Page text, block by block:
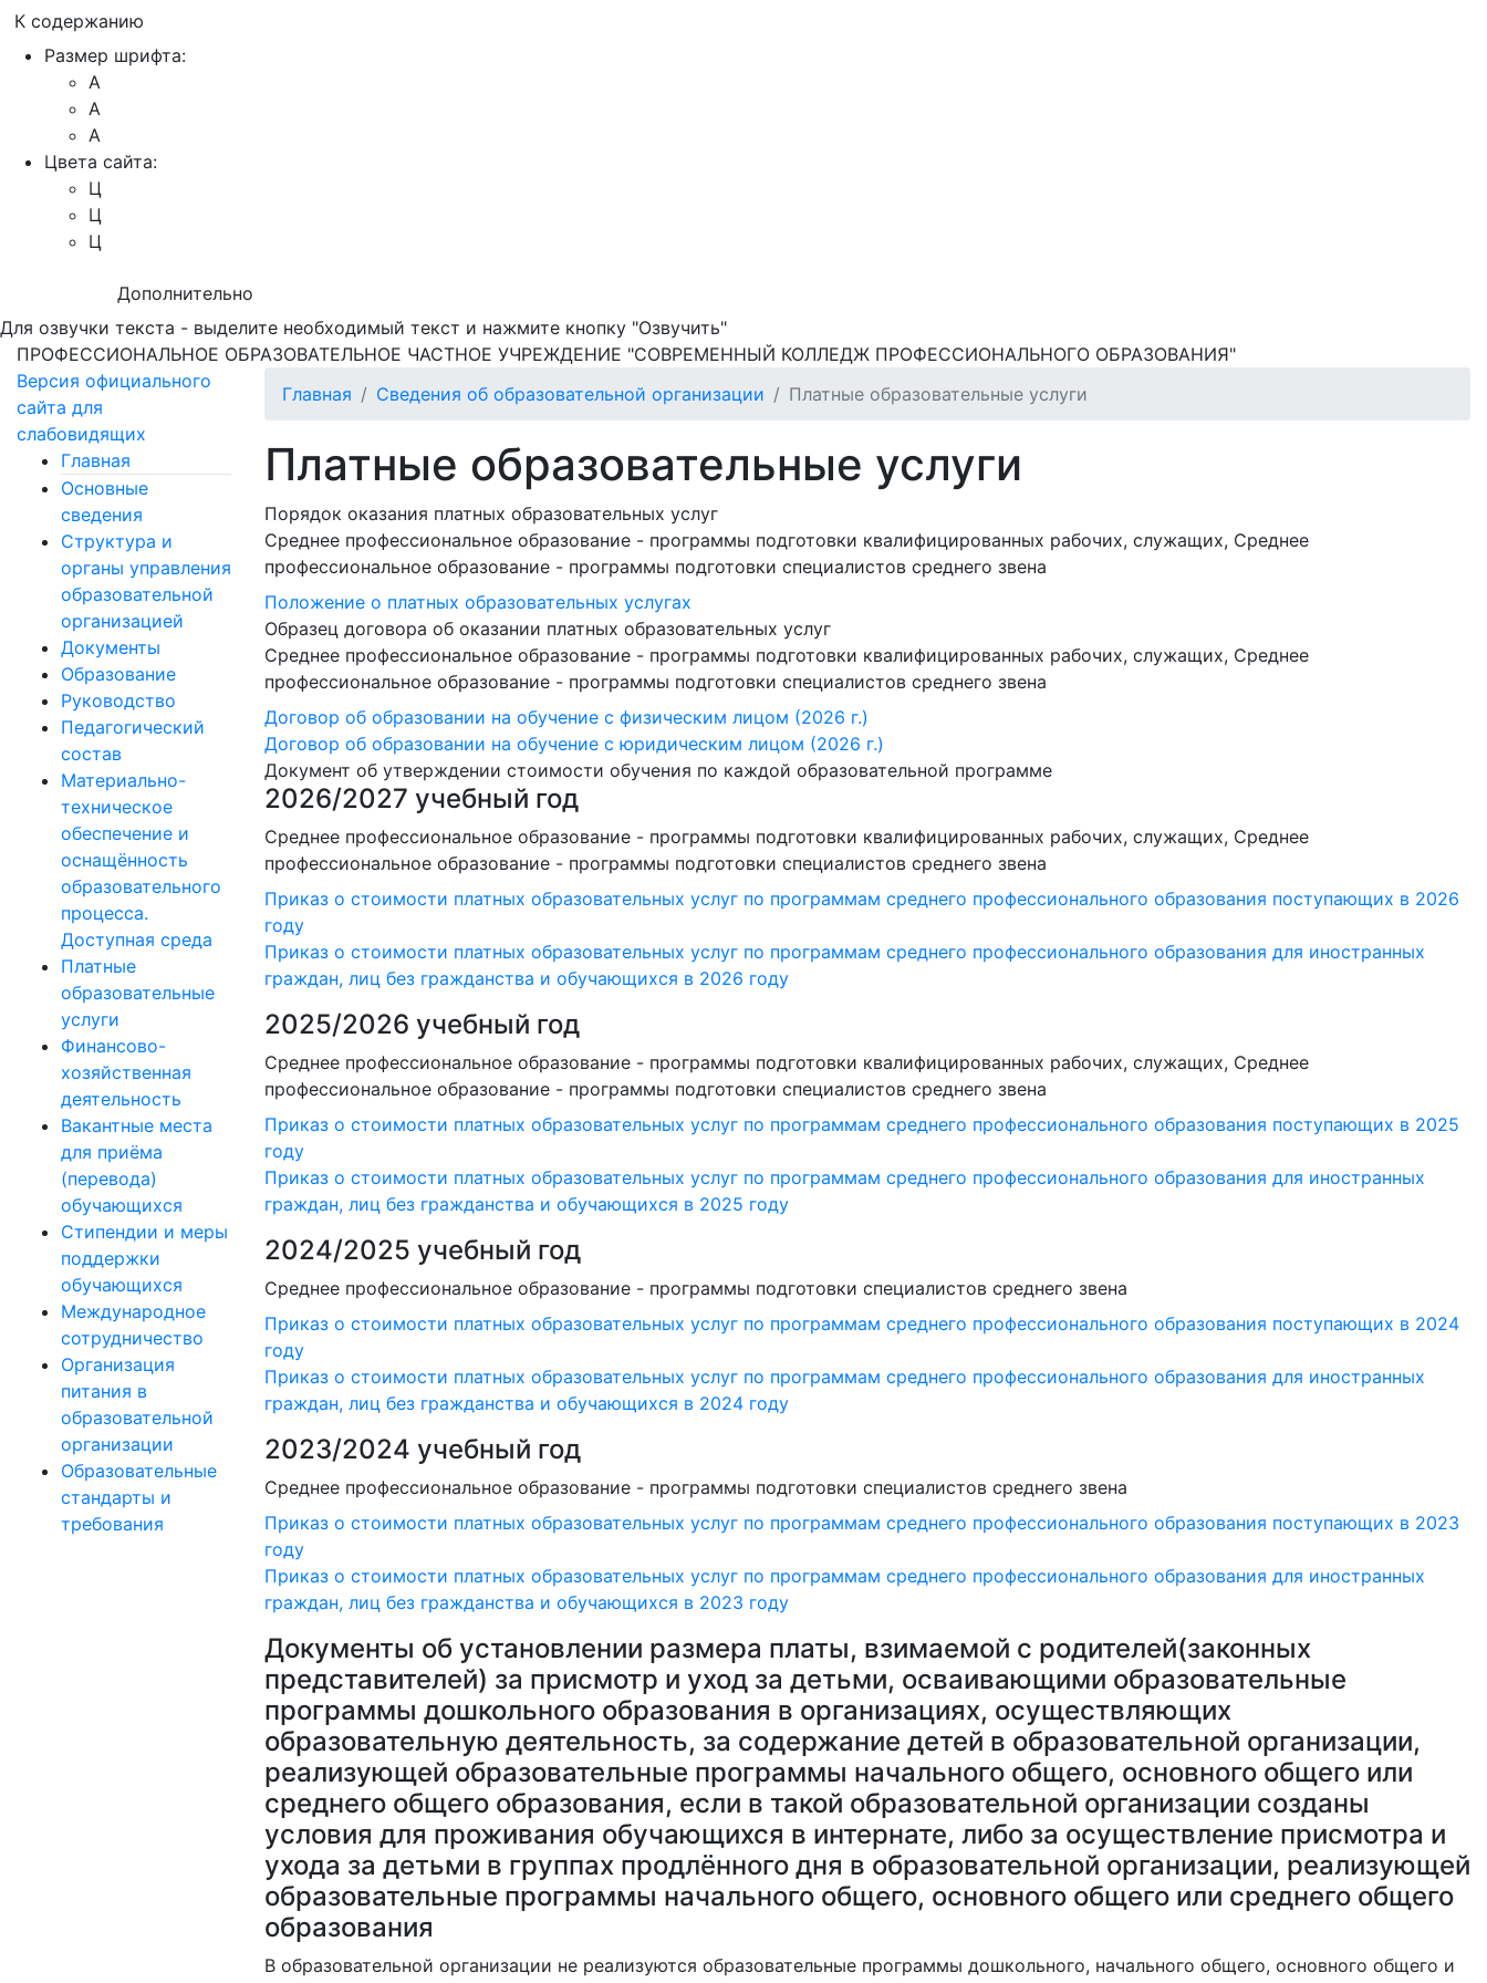
К содержанию
Размер шрифта:
A
A
A
Цвета сайта:
Ц
Ц
Ц
Дополнительно
Для озвучки текста - выделите необходимый текст и нажмите кнопку "Озвучить"
ПРОФЕССИОНАЛЬНОЕ ОБРАЗОВАТЕЛЬНОЕ ЧАСТНОЕ УЧРЕЖДЕНИЕ "СОВРЕМЕННЫЙ КОЛЛЕДЖ ПРОФЕССИОНАЛЬНОГО ОБРАЗОВАНИЯ"
Версия официального
сайта для
слабовидящих
Главная
Основные
сведения
Структура и
органы управления
образовательной
организацией
Документы
Образование
Руководство
Педагогический
состав
Материально-
техническое
обеспечение и
оснащённость
образовательного
процесса.
Доступная среда
Платные
образовательные
услуги
Финансово-
хозяйственная
деятельность
Вакантные места
для приёма
(перевода)
обучающихся
Стипендии и меры
поддержки
обучающихся
Международное
сотрудничество
Организация
питания в
образовательной
организации
Образовательные
стандарты и
требования
Главная Сведения об образовательной организации Платные образовательные услуги
Платные образовательные услуги
Порядок оказания платных образовательных услуг
Среднее профессиональное образование - программы подготовки квалифицированных рабочих, служащих, Среднее
профессиональное образование - программы подготовки специалистов среднего звена
Положение о платных образовательных услугах
Образец договора об оказании платных образовательных услуг
Среднее профессиональное образование - программы подготовки квалифицированных рабочих, служащих, Среднее
профессиональное образование - программы подготовки специалистов среднего звена
Договор об образовании на обучение с физическим лицом (2026 г.)
Договор об образовании на обучение с юридическим лицом (2026 г.)
Документ об утверждении стоимости обучения по каждой образовательной программе
2026/2027 учебный год
Среднее профессиональное образование - программы подготовки квалифицированных рабочих, служащих, Среднее
профессиональное образование - программы подготовки специалистов среднего звена
Приказ о стоимости платных образовательных услуг по программам среднего профессионального образования поступающих в 2026
году
Приказ о стоимости платных образовательных услуг по программам среднего профессионального образования для иностранных
граждан, лиц без гражданства и обучающихся в 2026 году
2025/2026 учебный год
Среднее профессиональное образование - программы подготовки квалифицированных рабочих, служащих, Среднее
профессиональное образование - программы подготовки специалистов среднего звена
Приказ о стоимости платных образовательных услуг по программам среднего профессионального образования поступающих в 2025
году
Приказ о стоимости платных образовательных услуг по программам среднего профессионального образования для иностранных
граждан, лиц без гражданства и обучающихся в 2025 году
2024/2025 учебный год
Среднее профессиональное образование - программы подготовки специалистов среднего звена
Приказ о стоимости платных образовательных услуг по программам среднего профессионального образования поступающих в 2024
году
Приказ о стоимости платных образовательных услуг по программам среднего профессионального образования для иностранных
граждан, лиц без гражданства и обучающихся в 2024 году
2023/2024 учебный год
Среднее профессиональное образование - программы подготовки специалистов среднего звена
Приказ о стоимости платных образовательных услуг по программам среднего профессионального образования поступающих в 2023
году
Приказ о стоимости платных образовательных услуг по программам среднего профессионального образования для иностранных
граждан, лиц без гражданства и обучающихся в 2023 году
Документы об установлении размера платы, взимаемой с родителей(законных
представителей) за присмотр и уход за детьми, осваивающими образовательные
программы дошкольного образования в организациях, осуществляющих
образовательную деятельность, за содержание детей в образовательной организации,
реализующей образовательные программы начального общего, основного общего или
среднего общего образования, если в такой образовательной организации созданы
условия для проживания обучающихся в интернате, либо за осуществление присмотра и
ухода за детьми в группах продлённого дня в образовательной организации, реализующей
образовательные программы начального общего, основного общего или среднего общего
образования
В образовательной организации не реализуются образовательные программы дошкольного, начального общего, основного общего и